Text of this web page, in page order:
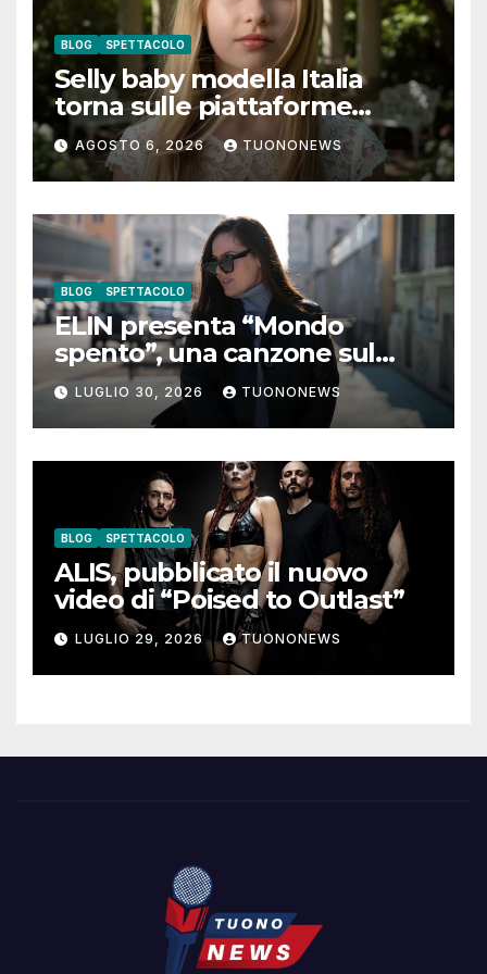
BLOG SPETTACOLO
Selly baby modella Italia
torna sulle piattaforme
digitali con “Luna lei mi
guarda”
AGOSTO 6, 2026 TUONONEWS
BLOG SPETTACOLO
ELIN presenta “Mondo
spento”, una canzone sul
coraggio di lasciare andare i
pensieri negativi
LUGLIO 30, 2026 TUONONEWS
BLOG SPETTACOLO
ALIS, pubblicato il nuovo
video di “Poised to Outlast”
LUGLIO 29, 2026 TUONONEWS